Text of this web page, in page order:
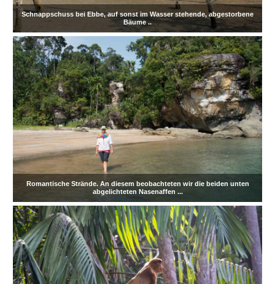
Schnappschuss bei Ebbe, auf sonst im Wasser stehende, abgestorbene
Bäume ..
Romantische Strände. An diesem beobachteten wir die beiden unten
abgelichteten Nasenaffen ...